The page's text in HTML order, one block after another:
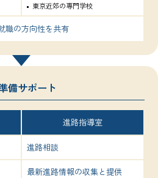
東京近郊の専門学校
職の方向性を共有
備サポート
進路指導室
進路相談
最新進路情報の収集と提供